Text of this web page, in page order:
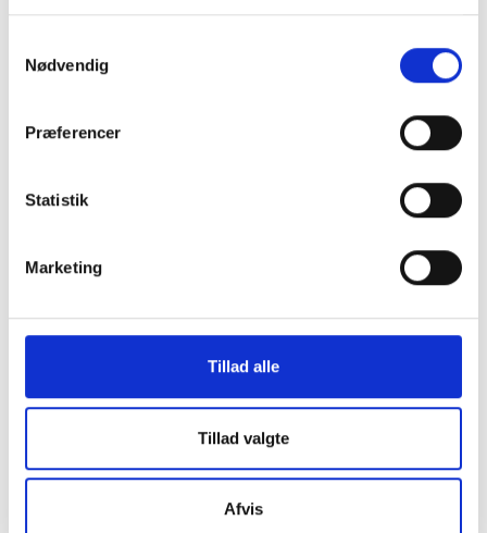
Nødvendig
Præferencer
Statistik
Marketing
Tillad alle
Tillad valgte
Afvis